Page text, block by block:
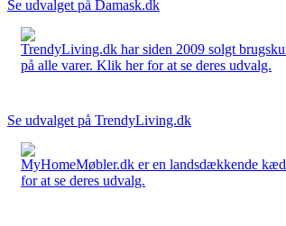
Se udvalget på Damask.dk
TrendyLiving.dk har siden 2009 solgt
på alle varer. Klik her for at se deres udvalg.
Se udvalget på TrendyLiving.dk
MyHomeMøbler.dk er en landsdækkende
for at se deres udvalg.